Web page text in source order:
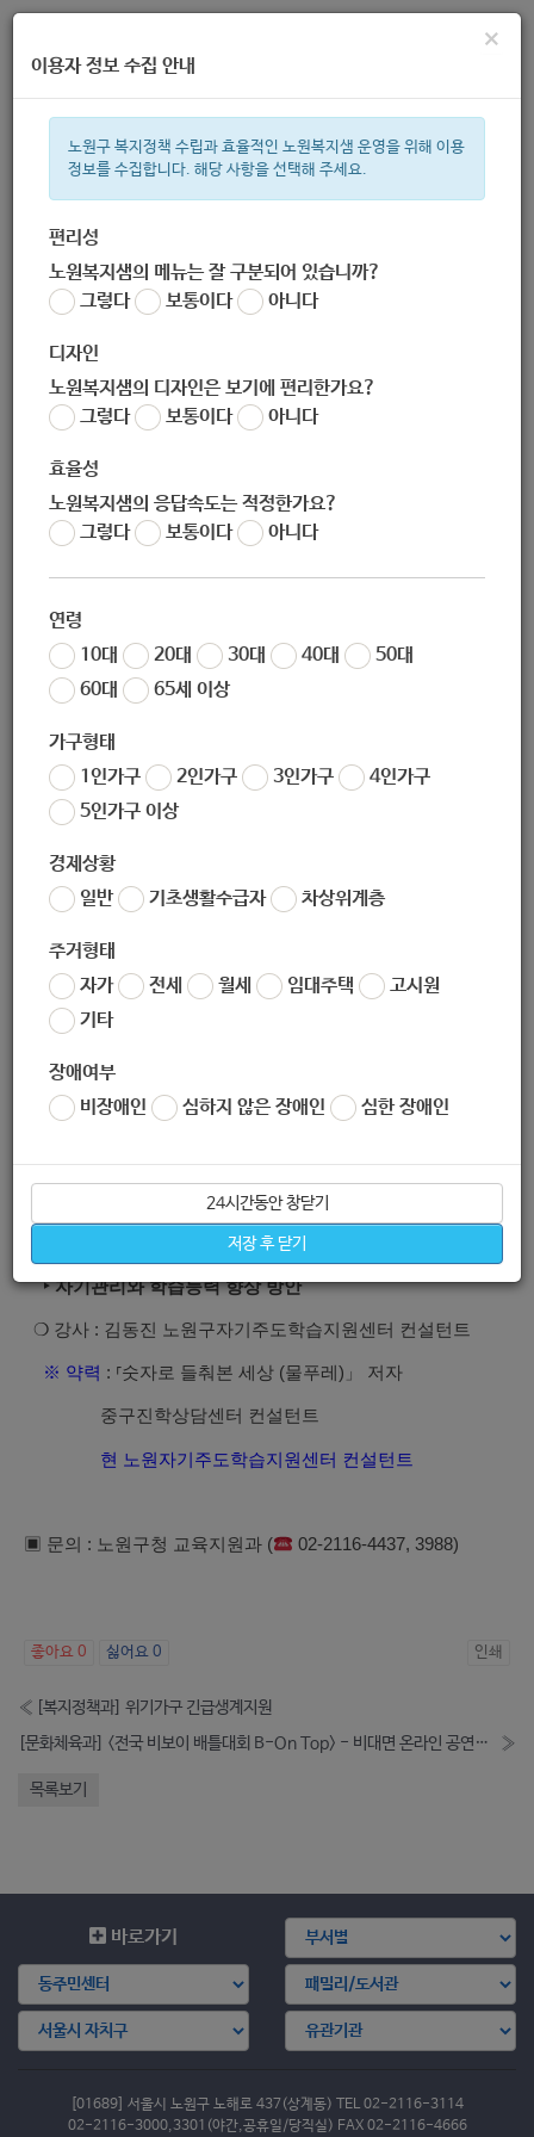
주간 인기검색어
한눈으로 보는 복지 정보
×
이용자 정보 수집 안내
노원구 복지정책 수립과 효율적인 노원복지샘 운영을 위해 이용
정보를 수집합니다. 해당 사항을 선택해 주세요.
편리성
노원복지샘의 메뉴는 잘 구분되어 있습니까?
그렇다
보통이다 아니다
디자인
노원복지샘의 디자인은 보기에 편리한가요?
그렇다
보통이다 아니다
효율성
노원복지샘의 응답속도는 적정한가요?
그렇다
보통이다 아니다
연령
10대
20대 30대 40대
50대
60대
65세 이상
가구형태
1인가구
2인가구 3인가구
4인가구
5인가구 이상
경제상황
일반
기초생활수급자 차상위계층
주거형태
자가
전세 월세 임대주택
고시원
기타
장애여부
비장애인
심하지 않은 장애인 심한 장애인
24시간동안 창닫기
저장 후 닫기
[교육지원과] 2020년 학부모 진로진학 아카데미 온라인 개최
노원 복지샘
작성일 2020-10-13 17:25
- 노원구 안심맞춤 진로진학 package -
2020년 학부모 진로진학 아카데미 온라인 개최
2021학년도 수시·수능 전략 설명회 온라인 방송 후속 사업의
일환으로 교육 정책 변화에 대한 학생 가정의 대응력을 향상하
고 교육 정보를 제공하기 위하여학부모 진로진학 아카데미를
개최합니다.
▣ 운영사항
❍ 대상 : 초‧중‧고 학부모 및 학생
❍ 참여 방법 : 노원구청 인터넷방송국 유튜브 채널 공개 방송
yXc4ycKmgPBvUA
❍ 강의 내용 : 뉴노멀 시대에 변화와 적응을 위한 스마트 교
‣ 2015 개정 교육과정에 따른 대입의 변화
‣ 고교 및 과목선택 전략과 방도
‣ 자기관리와 학습능력 향상 방안
❍ 강사 : 김동진 노원구자기주도학습지원센터 컨설턴트
※ 약력 : ⸢숫자로 들춰본 세상 (물푸레)」 저자
중구진학상담센터 컨설턴트
현 노원자기주도학습지원센터 컨설턴트
▣ 문의 : 노원구청 교육지원과 ( 02-2116-4437, 3988)
좋아요 0 싫어요 0 인쇄
« [복지정책과] 위기가구 긴급생계지원
[문화체육과] <전국 비보이 배틀대회 B-On Top> - 비대면 온라인 공연개최 (10월)
»
목록보기
바로가기
[01689] 서울시 노원구 노해로 437(상계동) TEL 02-2116-3114
02-2116-3000,3301(야간,공휴일/당직실) FAX 02-2116-4666